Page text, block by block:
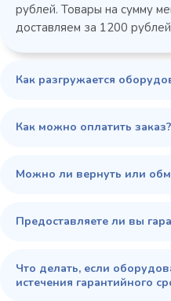
45 900 ₽
рублей. Товары на сумму
доставляем за 1200
Как разгружается
Как можно оплатить заказ?
Можно ли вернуть или
Предоставляете ли вы
Что делать, если
истечения гарантийного